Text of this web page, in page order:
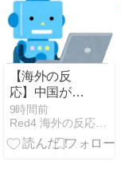
→「こういう
のが面白い…
（ﾌﾞﾙﾌﾞﾙ」＝
韓国の反応
【海外の反
応】中国がAI
開発の主導権
を握りつつあ
るよな → 「ど
9時間前
Red4 海外の反応まとめ